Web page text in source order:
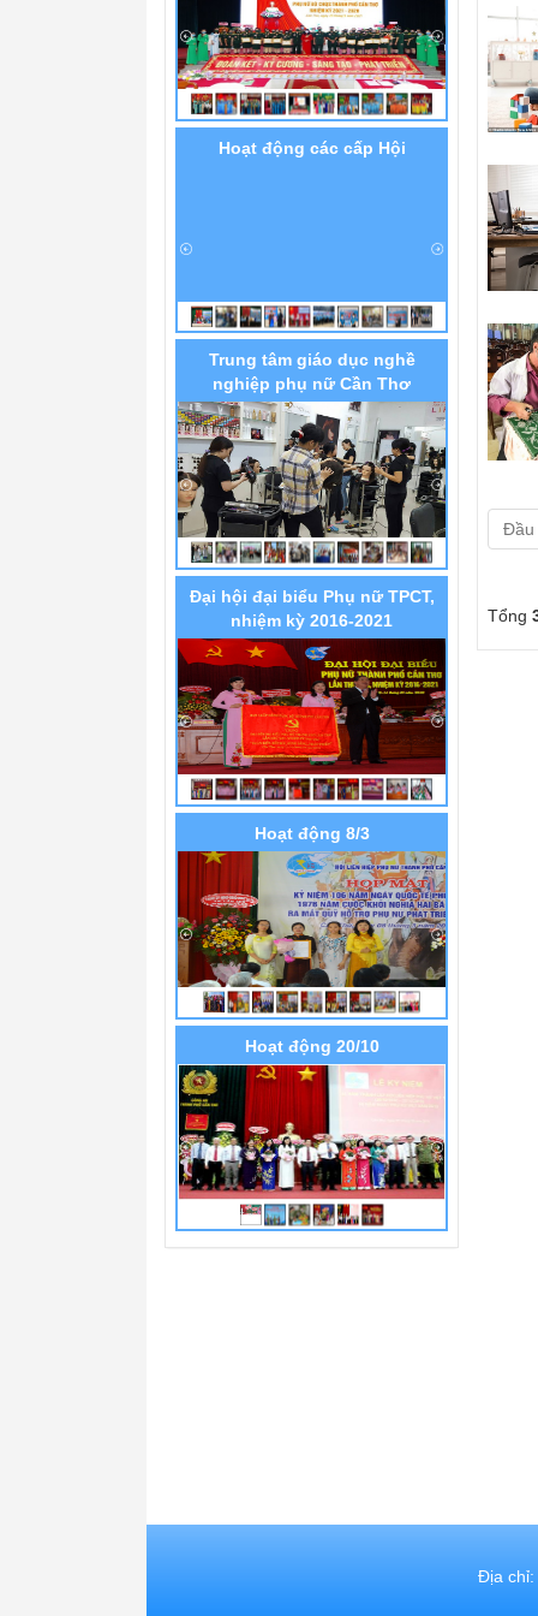
Đầu
Tổng
Hoạt động các cấp Hội
Trung tâm giáo dục nghề
nghiệp phụ nữ Cần Thơ
Đại hội đại biểu Phụ nữ TPCT,
nhiệm kỳ 2016-2021
Hoạt động 8/3
Hoạt động 20/10
Địa chỉ: